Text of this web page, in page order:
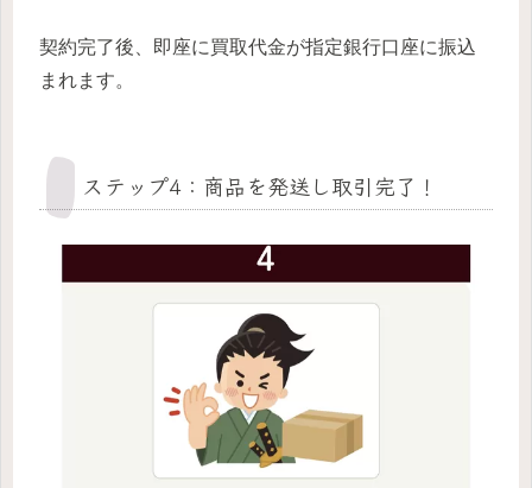
契約完了後、即座に買取代金が指定銀行口座に振込
まれます。
ステップ4：商品を発送し取引完了！